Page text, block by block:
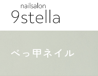
べっ甲ネイル